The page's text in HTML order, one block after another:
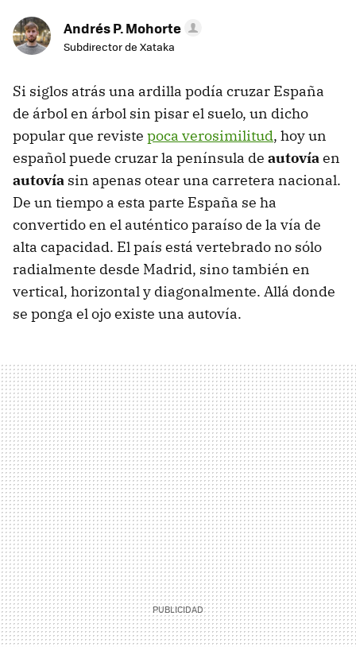
Andrés P. Mohorte
Subdirector de Xataka
Si siglos atrás una ardilla podía cruzar España
de árbol en árbol sin pisar el suelo, un dicho
popular que reviste poca verosimilitud, hoy un
español puede cruzar la península de autovíaen
autovía sin apenas otear una carretera nacional.
De un tiempo a esta parte España se ha
convertido en el auténtico paraíso de la vía de
alta capacidad. El país está vertebrado no sólo
radialmente desde Madrid, sino también en
vertical, horizontal y diagonalmente. Allá donde
se ponga el ojo existe una autovía.